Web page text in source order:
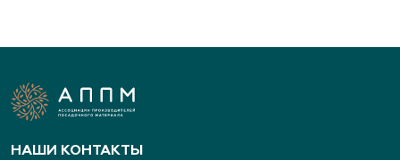
www.art-landshaft.ru
Арт-Ландшафт, садовые центры и
НАШИ КОНТАКТЫ